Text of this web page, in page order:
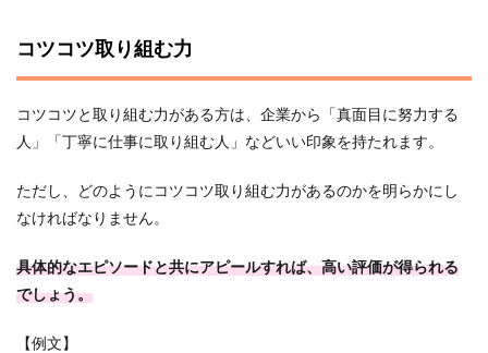
コツコツ取り組む力
コツコツと取り組む力がある方は、企業から「真面目に努力する
人」「丁寧に仕事に取り組む人」などいい印象を持たれます。
ただし、どのようにコツコツ取り組む力があるのかを明らかにし
なければなりません。
具体的なエピソードと共にアピールすれば、高い評価が得られる
でしょう。
【例文】